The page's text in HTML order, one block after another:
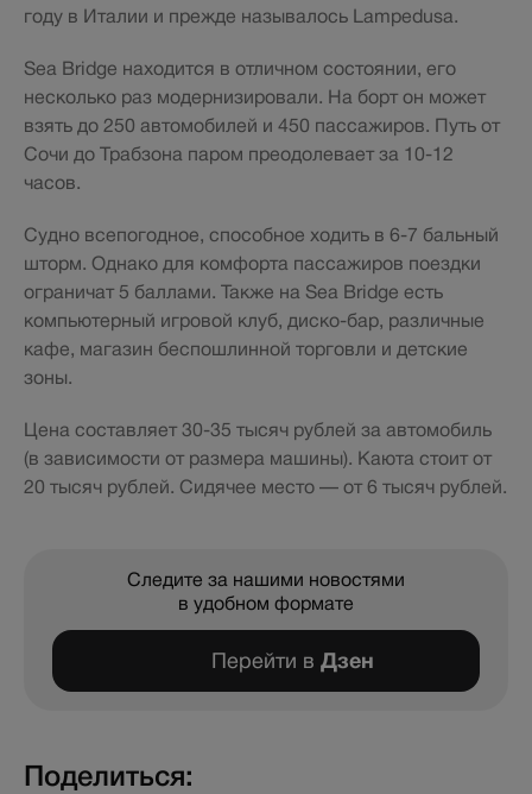
году в Италии и прежде называлось Lampedusa.
Sea Вridge находится в отличном состоянии, его
несколько раз модернизировали. На борт он может
взять до 250 автомобилей и 450 пассажиров. Путь от
Сочи до Трабзона паром преодолевает за 10-12
часов.
Судно всепогодное, способное ходить в 6-7 бальный
шторм. Однако для комфорта пассажиров поездки
ограничат 5 баллами. Также на Sea Вridge есть
компьютерный игровой клуб, диско-бар, различные
кафе, магазин беспошлинной торговли и детские
зоны.
Цена составляет 30-35 тысяч рублей за автомобиль
(в зависимости от размера машины). Каюта стоит от
20 тысяч рублей. Сидячее место — от 6 тысяч рублей.
Следите за нашими новостями
в удобном формате
Перейти в Дзен
Поделиться: